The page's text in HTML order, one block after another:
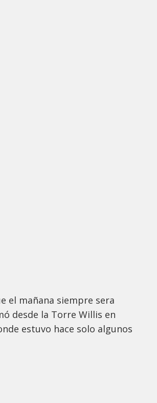
el mañana siempre sera
desde la Torre Willis en
estuvo hace solo algunos